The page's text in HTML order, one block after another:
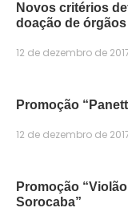
Novos critérios
doação de órgãos
12 de dezembro de
Promoção
12 de dezembro de
Promoção
Sorocaba”